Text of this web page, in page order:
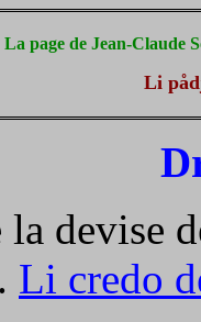
La page de Jean-Claude
Li
devise
Li credo